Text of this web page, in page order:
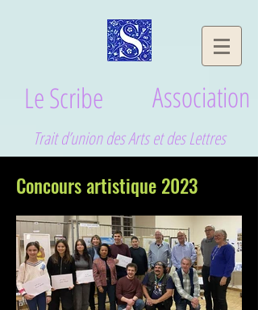
Le Scribe Association
Trait d’union des Arts et des Lettres
Concours artistique 2023